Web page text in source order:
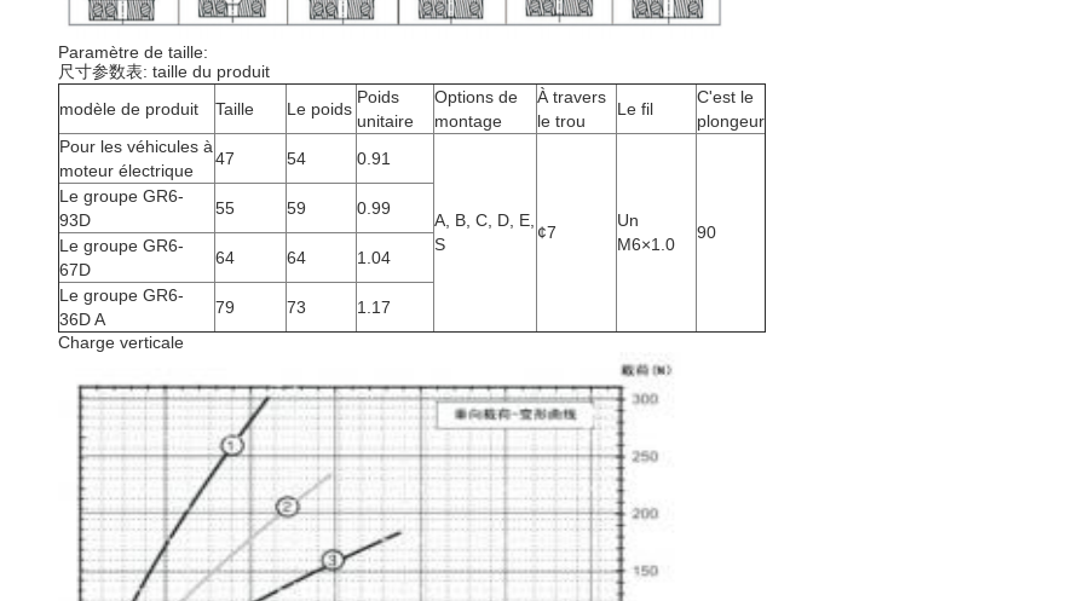
Paramètre de taille:
尺寸参数表: taille du produit
modèle de produit
Taille Le poids
Poids
unitaire
Options de
montage
À travers
le trou
Le fil
C'est le
plongeur
Pour les véhicules à
moteur électrique
47 54 0.91
A, B, C, D, E,
S
¢7
Un
M6×1.0
90
Le groupe GR6-
93D
55 59
0.99
Le groupe GR6-
67D
64 64
1.04
Le groupe GR6-
36D A
79 73
1.17
Charge verticale